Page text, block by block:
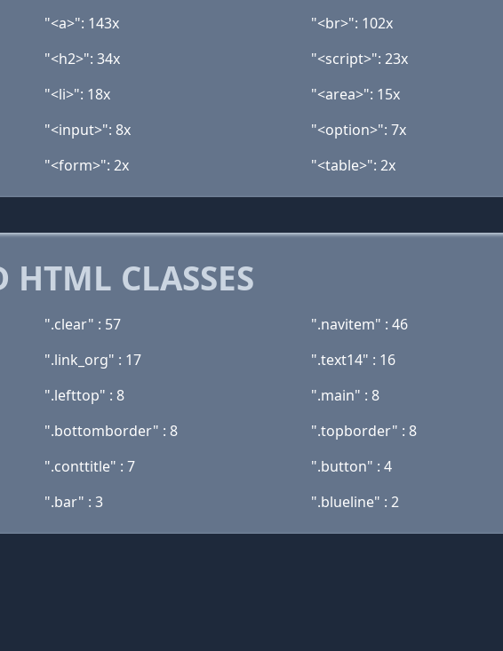
"<a>": 143x
"<br>": 102x
"<h2>": 34x
"<script>": 23x
"<li>": 18x
"<area>": 15x
"<input>": 8x
"<option>": 7x
"<form>": 2x "<table>": 2x
HTML CLASSES
".clear" : 57
".navitem" : 46
".link_org" : 17
".text14" : 16
".lefttop" : 8
".main" : 8
".bottomborder" : 8
".topborder" : 8
".conttitle" : 7
".button" : 4
".bar" : 3 ".blueline" : 2